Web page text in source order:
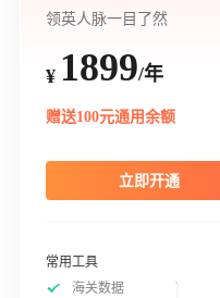
领英人脉一目了然
¥ 1899/年
赠送100元通用余额
立即开通
常用工具
海关数据